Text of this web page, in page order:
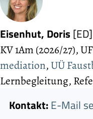
Eisenhut, Doris[ED]
KV 1Am (2026/27),
mediation, UÜ
Lernbegleitung,
Kontakt:E-Mail